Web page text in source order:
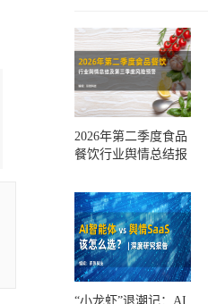
2026年第二季度食品
餐饮行业舆情总结报
测
“小龙虾”退潮记：AI